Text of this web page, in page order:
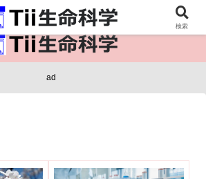
健・生命・生物の情報インフラ。
ad
検索